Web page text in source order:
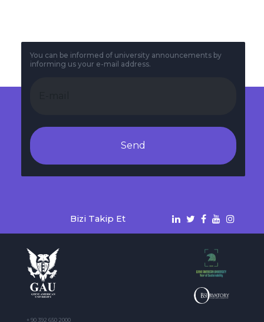
You can be informed of university announcements by
informing us your e-mail address.
Send
Bizi Takip Et
+ 90 392 650 2000